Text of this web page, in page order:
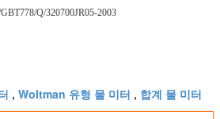
Q/320700JR05-2003
, Woltman 유형 물 미터 , 합계 물 미터